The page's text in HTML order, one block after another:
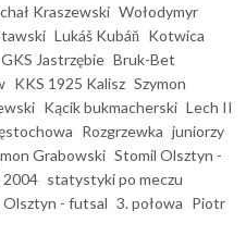
Kraszewski Wołodymyr
Lukáš Kubáň Kotwica
GKS Jastrzębie Bruk-Bet
KKS 1925 Kalisz Szymon
Kącik bukmacherski Lech II
Rozgrzewka juniorzy
Grabowski Stomil Olsztyn -
2004 statystyki po meczu
Olsztyn - futsal 3. połowa Piotr